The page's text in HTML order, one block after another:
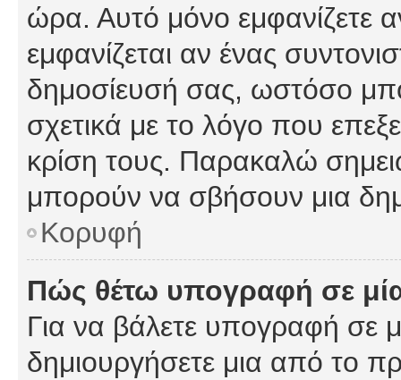
ώρα. Αυτό μόνο εμφανίζετε
εμφανίζεται αν ένας
δημοσίευσή σας, ωστόσο
σχετικά με το λόγο που
κρίση τους. Παρακαλώ
μπορούν να σβήσουν μια
Κορυφή
Πώς θέτω υπογραφή σε
Για να βάλετε υπογραφή σε
δημιουργήσετε μια από το